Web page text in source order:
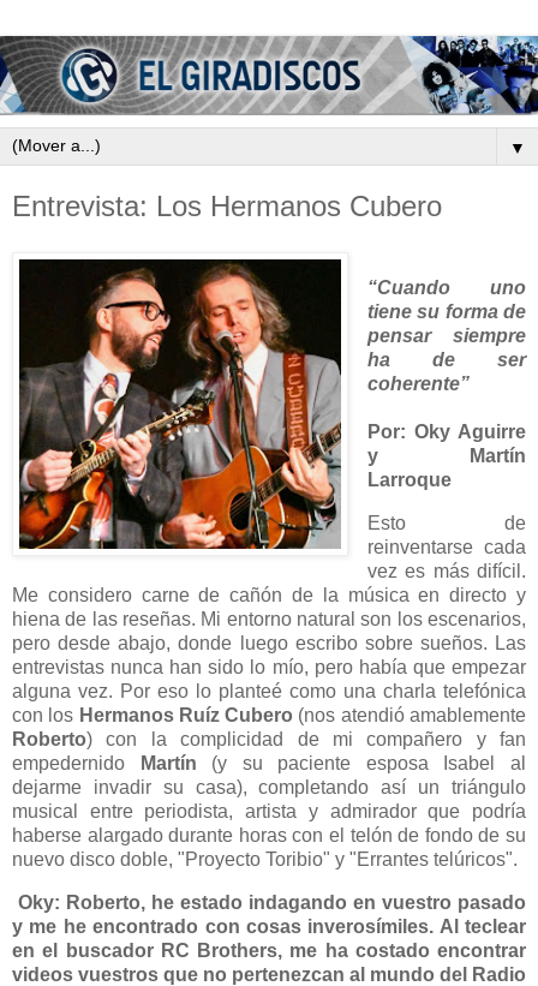
▼
Entrevista: Los Hermanos Cubero
“Cuando uno
tiene su forma de
pensar siempre
ha de ser
coherente”
Por: Oky Aguirre
y Martín
Larroque
Esto de
reinventarse cada
vez es más difícil.
Me considero carne de cañón de la música en directo y
hiena de las reseñas. Mi entorno natural son los escenarios,
pero desde abajo, donde luego escribo sobre sueños. Las
entrevistas nunca han sido lo mío, pero había que empezar
alguna vez. Por eso lo planteé como una charla telefónica
con los Hermanos Ruíz Cubero (nos atendió amablemente
Roberto) con la complicidad de mi compañero y fan
empedernido
Martín (y su paciente esposa Isabel al
dejarme invadir su casa), completando así un triángulo
musical entre periodista, artista y admirador que podría
haberse alargado durante horas con el telón de fondo de su
nuevo disco doble, "Proyecto Toribio" y "Errantes telúricos".
Oky: Roberto, he estado indagando en vuestro pasado
y me he encontrado con cosas inverosímiles. Al teclear
en el buscador RC Brothers, me ha costado encontrar
videos vuestros que no pertenezcan al mundo del Radio